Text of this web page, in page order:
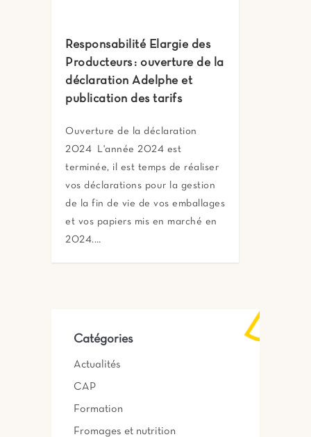
Responsabilité Elargie des
Producteurs : ouverture de la
déclaration Adelphe et
publication des tarifs
Ouverture de la déclaration
2024 L'année 2024 est
terminée, il est temps de réaliser
vos déclarations pour la gestion
de la fin de vie de vos emballages
et vos papiers mis en marché en
2024.…
Catégories
Actualités
CAP
Formation
Fromages et nutrition